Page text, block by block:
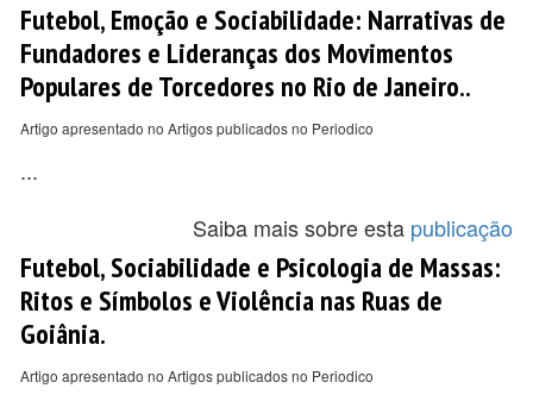
Futebol, Emoção e Sociabilidade: Narrativas de
Fundadores e Lideranças dos Movimentos
Populares de Torcedores no Rio de Janeiro..
Artigo apresentado no Artigos publicados no Periodico
...
Saiba mais sobre esta publicação
Futebol, Sociabilidade e Psicologia de Massas:
Ritos e Símbolos e Violência nas Ruas de
Goiânia.
Artigo apresentado no Artigos publicados no Periodico